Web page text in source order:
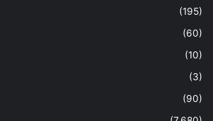
(195)
(60)
(10)
(3)
(90)